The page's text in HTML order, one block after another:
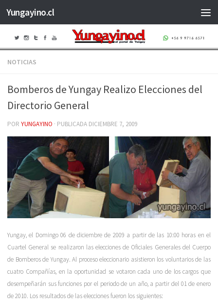
Saltar al contenido
Yungayino.cl
NOTICIAS
Bomberos de Yungay Realizo Elecciones del
Directorio General
POR YUNGAYINO · PUBLICADA DICIEMBRE 7, 2009
Yungay, el Domingo 06 de diciembre de 2009 a partir de las 10:00 horas en el
Cuartel General se realizaron las elecciones de Oficiales Generales del Cuerpo
de Bomberos de Yungay. Al proceso eleccionario asistieron los voluntarios de las
cuatro Compañías, en la oportunidad se votaron cada uno de los cargos que
desempeñarán sus funciones por el periodo de un año, a partir del 01 de enero
de 2010. Los resultados de las elecciones fueron los siguientes: